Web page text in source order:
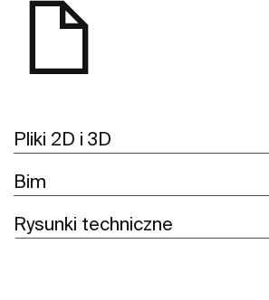
Pliki 2D i 3D
Bim
Rysunki techniczne